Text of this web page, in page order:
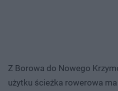
Z Borowa do Nowego
użytku ścieżka rowerowa